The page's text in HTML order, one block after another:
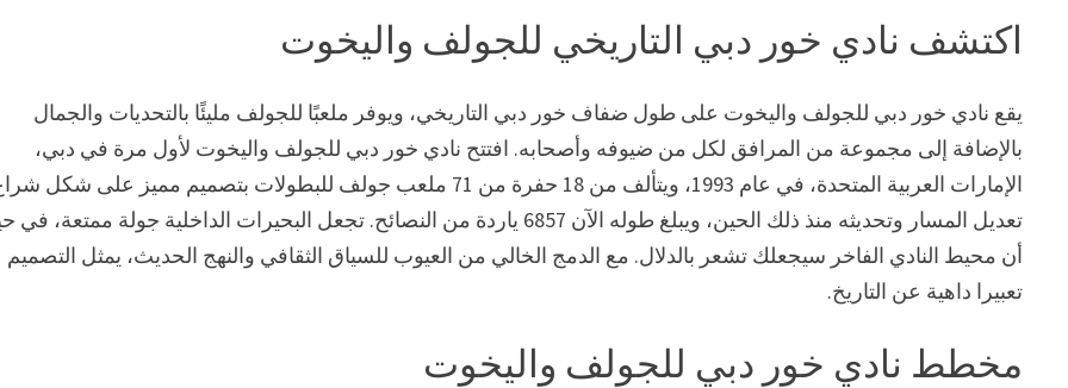
اكتشف نادي خور دبي التاريخي للجولف واليخوت
يقع نادي خور دبي للجولف واليخوت على طول ضفاف خور دبي التاريخي، ويوفر ملعبًا للجولف مليئًا بالتحديات والجمال
بالإضافة إلى مجموعة من المرافق لكل من ضيوفه وأصحابه. افتتح نادي خور دبي للجولف واليخوت لأول مرة في دبي،
الإمارات العربية المتحدة، في عام 1993، ويتألف من 18 حفرة من 71 ملعب جولف للبطولات بتصميم مميز على
تعديل المسار وتحديثه منذ ذلك الحين، ويبلغ طوله الآن 6857 ياردة من النصائح. تجعل البحيرات الداخلية جولة ممتعة،
أن محيط النادي الفاخر سيجعلك تشعر بالدلال. مع الدمج الخالي من العيوب للسياق الثقافي والنهج الحديث، يمثل التصميم
تعبيرا داهية عن التاريخ.
مخطط نادي خور دبي للجولف واليخوت